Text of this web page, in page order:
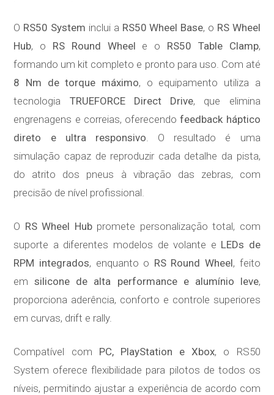
O RS50 System inclui a RS50 Wheel Base, o RS Wheel
Hub, o RS Round Wheel e o RS50 Table Clamp,
formando um kit completo e pronto para uso. Com até
8 Nm de torque máximo, o equipamento utiliza a
tecnologia TRUEFORCE Direct Drive, que elimina
engrenagens e correias, oferecendofeedback háptico
direto e ultra responsivo . O resultado é uma
simulação capaz de reproduzir cada detalhe da pista,
do atrito dos pneus à vibração das zebras, com
precisão de nível profissional.
O RS Wheel Hubpromete personalização total, com
suporte a diferentes modelos de volante e LEDs de
RPM integrados, enquanto o RS Round Wheel, feito
emsilicone de alta performance e alumínio leve,
proporciona aderência, conforto e controle superiores
em curvas, drift e rally.
Compatível com PC, PlayStation e Xbox, o RS50
System oferece flexibilidade para pilotos de todos os
níveis, permitindo ajustar a experiência de acordo com